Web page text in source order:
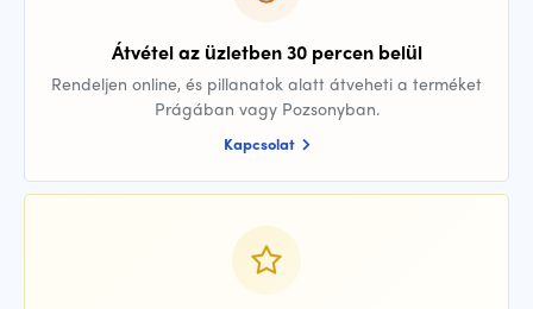
Átvétel az üzletben 30 percen belül
Rendeljen online, és pillanatok alatt átveheti a terméket
Prágában vagy Pozsonyban.
Kapcsolat